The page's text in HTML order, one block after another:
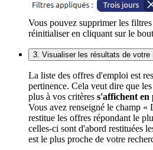
Vous pouvez supprimer les
réinitialiser en cliquant sur le
3. Visualiser les résultats de votre
La liste des offres d'emploi est
pertinence. Cela veut dire que
plus à vos critères s'affichent en
Vous avez renseigné le champ
restitue les offres répondant le
celles-ci sont d'abord restituées
est le plus proche de votre